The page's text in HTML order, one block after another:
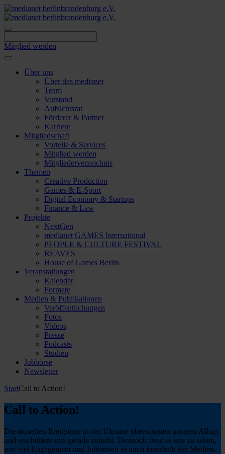
Skip
to
content
Mitglied werden
Über uns
Über das medianet
Team
Vorstand
Aufsichtsrat
Förderer & Partner
Karriere
Mitgliedschaft
Vorteile & Services
Mitglied werden
Mitgliederverzeichnis
Themen
Creative Production
Games & E-Sport
Digital Economy & Startups
Finance & Law
Projekte
NextGen
medianet GAMES International
PEOPLE & CULTURE FESTIVAL
REAVES
House of Games Berlin
Veranstaltungen
Kalender
Formate
Medien & Publikationen
Veröffentlichungen
Fotos
Videos
Presse
Podcasts
Studien
Jobbörse
Newsletter
StartCall to Action!
Call to Action!
Die aktuellen Ereignisse in der Ukraine überschatten unseren Alltag
und erschüttern uns gerade zutiefst. Dennoch freut es uns zu sehen,
wie viel Engagement und Initiativen es auch innerhalb der Medien-